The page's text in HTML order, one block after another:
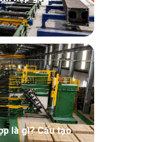
là gì? Cấu tạo